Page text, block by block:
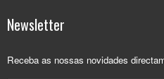
Newsletter
Receba as nossas novidades